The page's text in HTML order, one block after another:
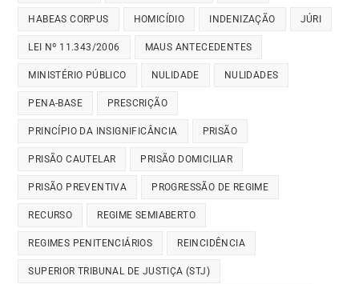
HABEAS CORPUS HOMICÍDIO INDENIZAÇÃO JÚRI
LEI Nº 11.343/2006 MAUS ANTECEDENTES
MINISTÉRIO PÚBLICO NULIDADE NULIDADES
PENA-BASE PRESCRIÇÃO
PRINCÍPIO DA INSIGNIFICÂNCIA PRISÃO
PRISÃO CAUTELAR PRISÃO DOMICILIAR
PRISÃO PREVENTIVA PROGRESSÃO DE REGIME
RECURSO REGIME SEMIABERTO
REGIMES PENITENCIÁRIOS REINCIDÊNCIA
SUPERIOR TRIBUNAL DE JUSTIÇA (STJ)